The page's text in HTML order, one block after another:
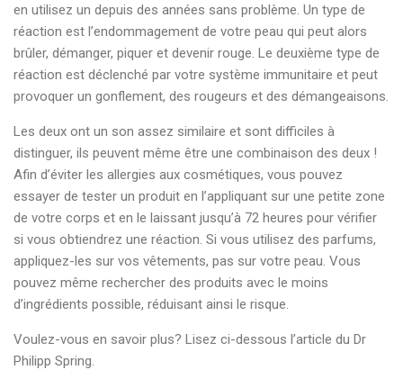
en utilisez un depuis des années sans problème. Un type de
réaction est l’endommagement de votre peau qui peut alors
brûler, démanger, piquer et devenir rouge. Le deuxième type de
réaction est déclenché par votre système immunitaire et peut
provoquer un gonflement, des rougeurs et des démangeaisons.
Les deux ont un son assez similaire et sont difficiles à
distinguer, ils peuvent même être une combinaison des deux !
Afin d’éviter les allergies aux cosmétiques, vous pouvez
essayer de tester un produit en l’appliquant sur une petite zone
de votre corps et en le laissant jusqu’à 72 heures pour vérifier
si vous obtiendrez une réaction. Si vous utilisez des parfums,
appliquez-les sur vos vêtements, pas sur votre peau. Vous
pouvez même rechercher des produits avec le moins
d’ingrédients possible, réduisant ainsi le risque.
Voulez-vous en savoir plus? Lisez ci-dessous l’article du Dr
Philipp Spring.